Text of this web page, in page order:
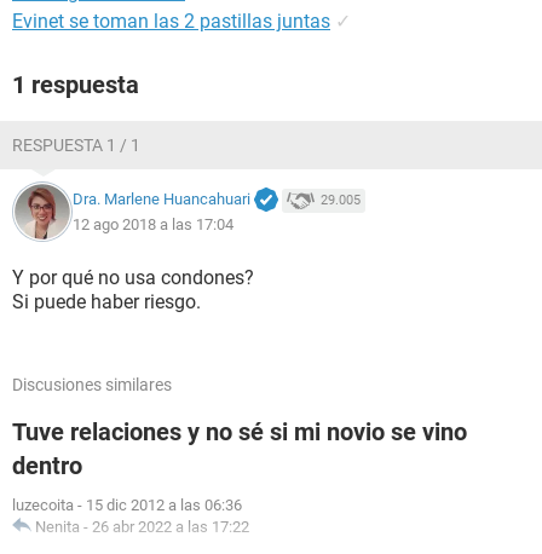
Evinet se toman las 2 pastillas juntas ✓
1 respuesta
RESPUESTA 1 / 1
Dra. Marlene Huancahuari 29.005
12 ago 2018 a las 17:04
Y por qué no usa condones?
Si puede haber riesgo.
Discusiones similares
Tuve relaciones y no sé si mi novio se vino
dentro
luzecoita - 15 dic 2012 a las 06:36
Nenita - 26 abr 2022 a las 17:22